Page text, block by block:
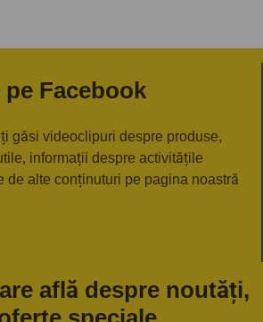
Facebook
găsi videoclipuri despre produse,
informații despre activitățile
de alte conținuturi pe pagina noastră
află despre noutăți,